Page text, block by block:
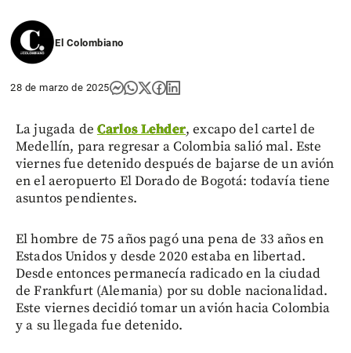
El Colombiano
28 de marzo de 2025
La jugada de Carlos Lehder, excapo del cartel de
Medellín, para regresar a Colombia salió mal. Este
viernes fue detenido después de bajarse de un avión
en el aeropuerto El Dorado de Bogotá: todavía tiene
asuntos pendientes.
El hombre de 75 años pagó una pena de 33 años en
Estados Unidos y desde 2020 estaba en libertad.
Desde entonces permanecía radicado en la ciudad
de Frankfurt (Alemania) por su doble nacionalidad.
Este viernes decidió tomar un avión hacia Colombia
y a su llegada fue detenido.